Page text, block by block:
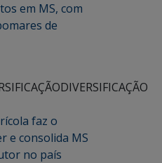
em MS, com
de
DIVERSIFICAÇÃO
faz o
e consolida MS
no país